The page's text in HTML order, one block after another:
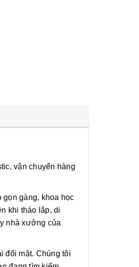
vận chuyển hàng
gọn gàng, khoa học
khi tháo lắp, di
nhà xưởng của
đối mặt. Chúng tôi